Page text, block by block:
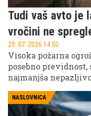
Tudi vaš avto je
vročini ne
29. 07. 2026 14.50
Visoka požarna
posebno previdnost,
najmanjša
bolj nepričakovani
tudi vroč
NASLOVNICA